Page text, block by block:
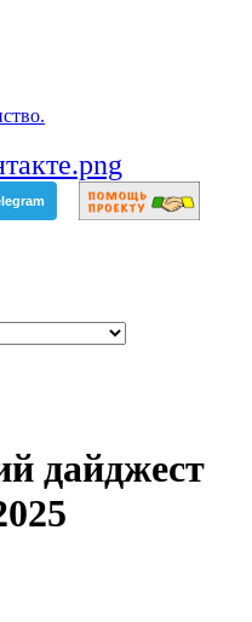
дайджест